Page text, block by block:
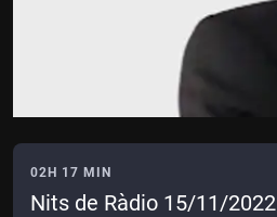
02H 17 MIN
Nits de Ràdio 15/11/2022